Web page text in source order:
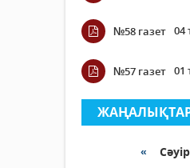
№58 газет 04
№57 газет 01
«